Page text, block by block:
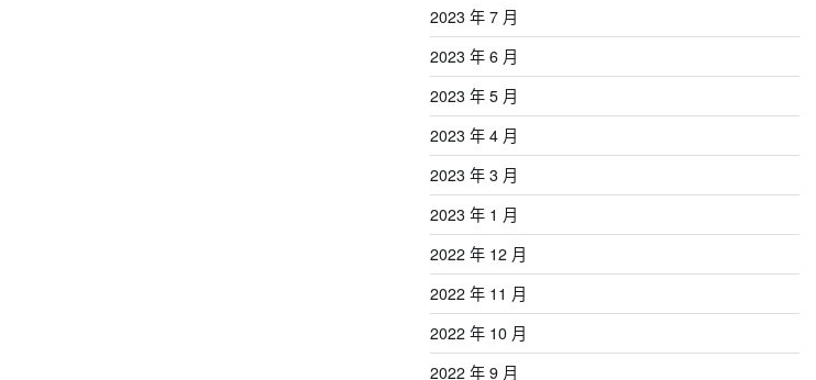
2023 年 7 月
2023 年 6 月
2023 年 5 月
2023 年 4 月
2023 年 3 月
2023 年 1 月
2022 年 12 月
2022 年 11 月
2022 年 10 月
2022 年 9 月